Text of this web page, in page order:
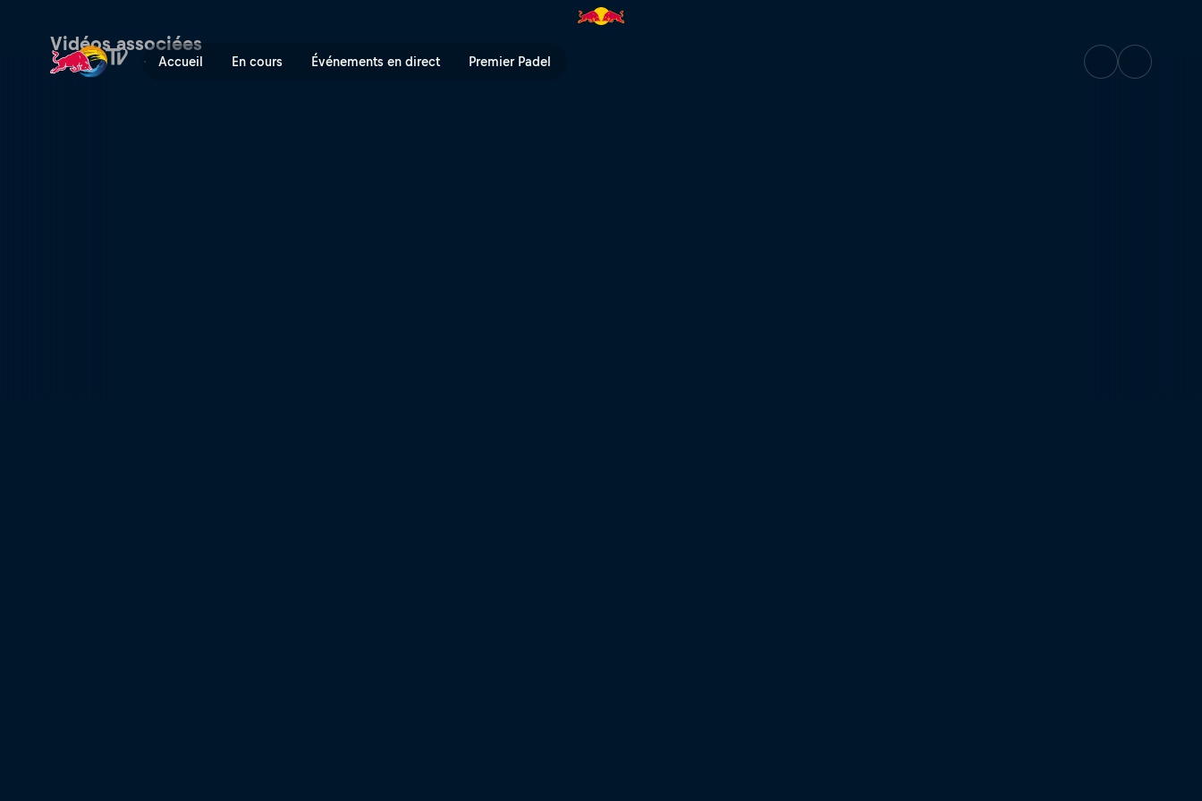
Accueil En cours Événements en direct Premier Padel
Vidéos associées